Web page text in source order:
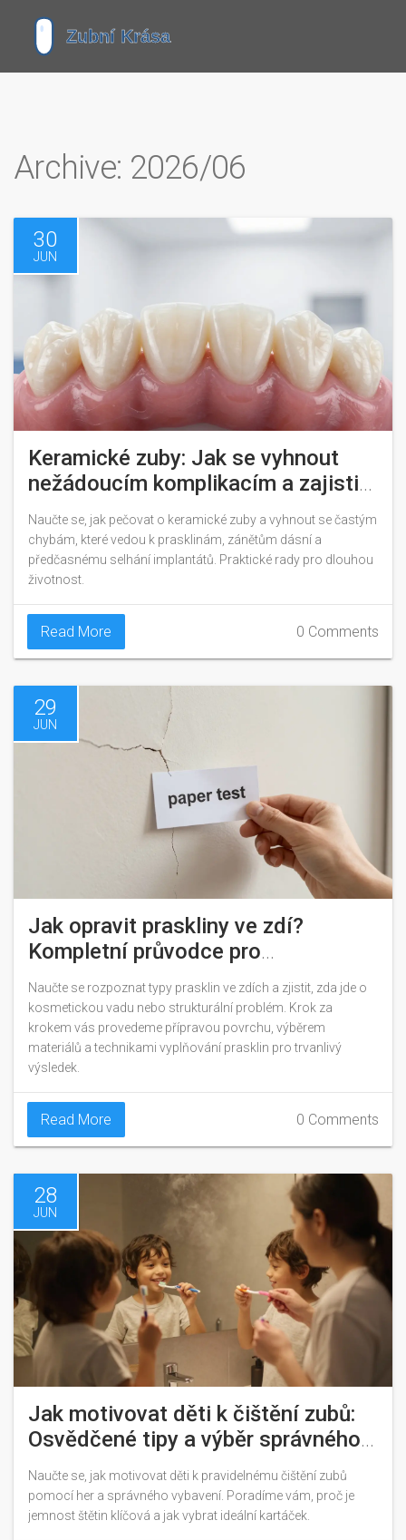
Archive: 2026/06
30
JUN
Keramické zuby: Jak se vyhnout
nežádoucím komplikacím a zajistit
dlouhou životnost
Naučte se, jak pečovat o keramické zuby a vyhnout se častým
chybám, které vedou k prasklinám, zánětům dásní a
předčasnému selhání implantátů. Praktické rady pro dlouhou
životnost.
Read More 0 Comments
29
JUN
Jak opravit praskliny ve zdí?
Kompletní průvodce pro
začátečníky i pokročilé
Naučte se rozpoznat typy prasklin ve zdích a zjistit, zda jde o
kosmetickou vadu nebo strukturální problém. Krok za
krokem vás provedeme přípravou povrchu, výběrem
materiálů a technikami vyplňování prasklin pro trvanlivý
výsledek.
Read More 0 Comments
28
JUN
Jak motivovat děti k čištění zubů:
Osvědčené tipy a výběr správného
kartáčku
Naučte se, jak motivovat děti k pravidelnému čištění zubů
pomocí her a správného vybavení. Poradíme vám, proč je
jemnost štětin klíčová a jak vybrat ideální kartáček.